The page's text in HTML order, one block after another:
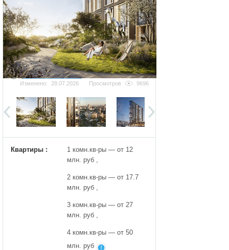
Добавить фотографию
Изменено:
28.07.2026 Просмотров 9696
Квартиры :
1 комн.кв-ры — от 12
млн. руб ,
2 комн.кв-ры — от 17.7
млн. руб ,
3 комн.кв-ры — от 27
млн. руб ,
4 комн.кв-ры — от 50
млн. руб